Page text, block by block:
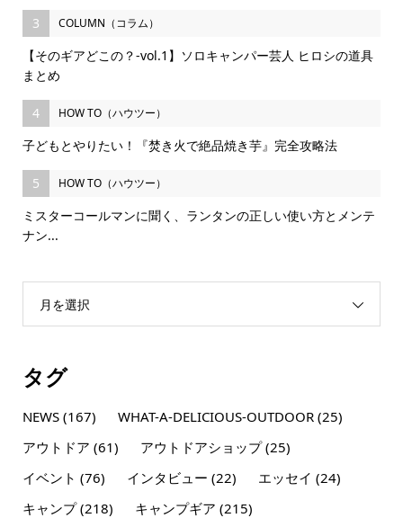
3 COLUMN（コラム）
【そのギアどこの？-vol.1】ソロキャンパー芸人 ヒロシの道具
まとめ
4 HOW TO（ハウツー）
子どもとやりたい！『焚き火で絶品焼き芋』完全攻略法
5 HOW TO（ハウツー）
ミスターコールマンに聞く、ランタンの正しい使い方とメンテ
ナン...
月を選択
タグ
NEWS(167) WHAT-A-DELICIOUS-OUTDOOR(25)
アウトドア (61) アウトドアショップ(25)
イベント (76) インタビュー (22) エッセイ (24)
キャンプ(218) キャンプギア (215)